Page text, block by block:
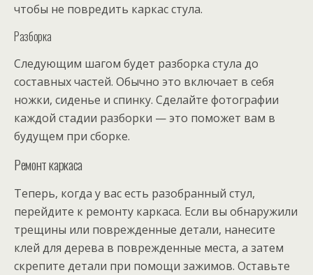
чтобы не повредить каркас стула.
Разборка
Следующим шагом будет разборка стула до
составных частей. Обычно это включает в себя
ножки, сиденье и спинку. Сделайте фотографии
каждой стадии разборки — это поможет вам в
будущем при сборке.
Ремонт каркаса
Теперь, когда у вас есть разобранный стул,
перейдите к ремонту каркаса. Если вы обнаружили
трещины или поврежденные детали, нанесите
клей для дерева в поврежденные места, а затем
скрепите детали при помощи зажимов. Оставьте